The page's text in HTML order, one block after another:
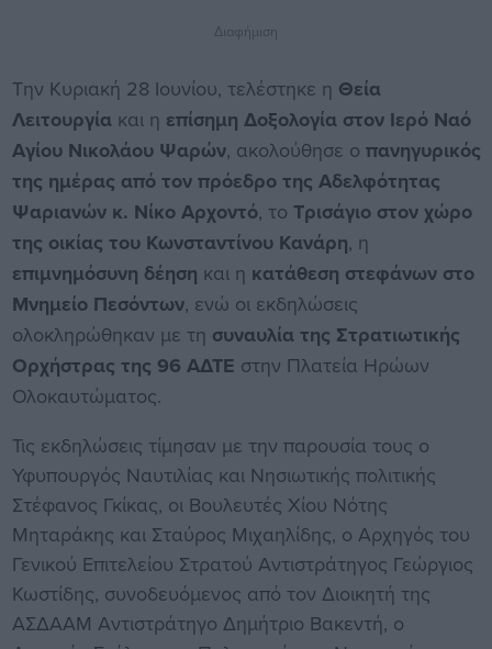
Διαφήμιση
Την Κυριακή 28 Ιουνίου, τελέστηκε η Θεία
Λειτουργία και η επίσημη Δοξολογία στον Ιερό Ναό
Αγίου Νικολάου Ψαρών, ακολούθησε ο πανηγυρικός
της ημέρας από τον πρόεδρο της Αδελφότητας
Ψαριανών κ. Νίκο Αρχοντό, το Τρισάγιο στον χώρο
της οικίας του Κωνσταντίνου Κανάρη, η
επιμνημόσυνη δέηση και η κατάθεση στεφάνων στο
Μνημείο Πεσόντων, ενώ οι εκδηλώσεις
ολοκληρώθηκαν με τη συναυλία της Στρατιωτικής
Ορχήστρας της 96 ΑΔΤΕ στην Πλατεία Ηρώων
Ολοκαυτώματος.
Τις εκδηλώσεις τίμησαν με την παρουσία τους ο
Υφυπουργός Ναυτιλίας και Νησιωτικής πολιτικής
Στέφανος Γκίκας, οι Βουλευτές Χίου Νότης
Μηταράκης και Σταύρος Μιχαηλίδης, ο Αρχηγός του
Γενικού Επιτελείου Στρατού Αντιστράτηγος Γεώργιος
Κωστίδης, συνοδευόμενος από τον Διοικητή της
ΑΣΔΑΑΜ Αντιστράτηγο Δημήτριο Βακεντή, ο